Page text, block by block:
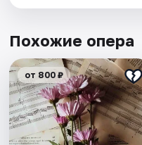
Похожие опера
от 800 ₽